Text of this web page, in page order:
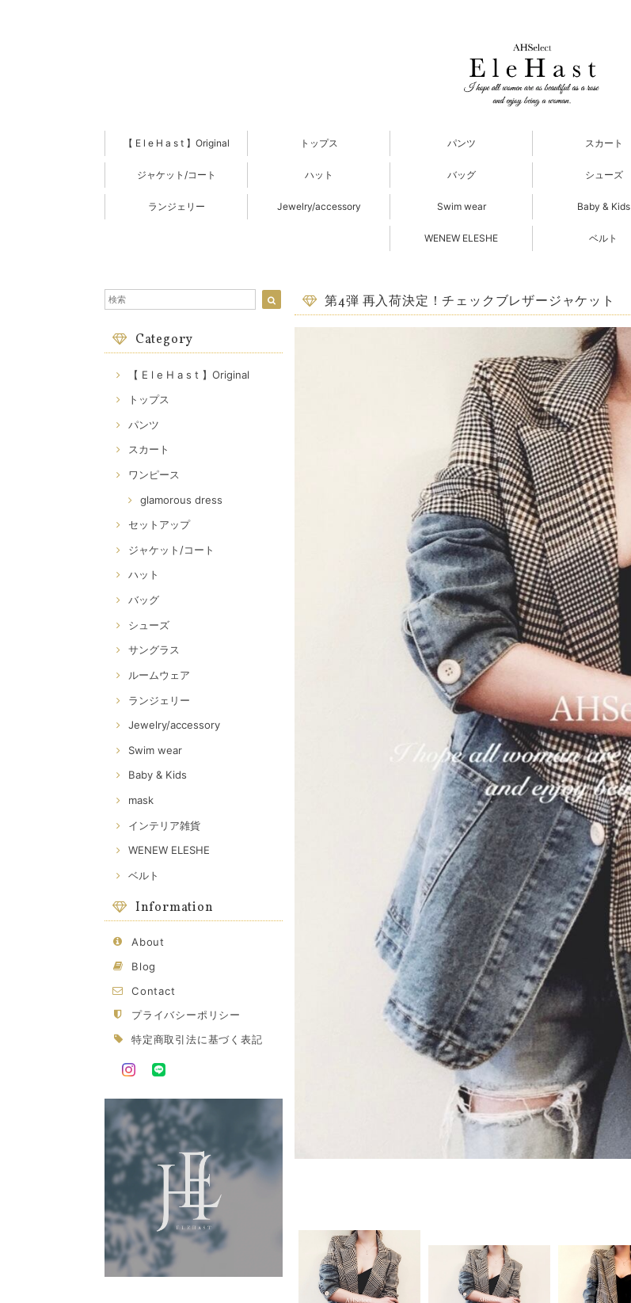
【 E l e H a s t 】Original トップス パンツ スカート
ジャケット/コート ハット バッグ シューズ
ランジェリー Jewelry/accessory Swim wear Baby & Kids
WENEW ELESHE ベルト
Category
【 E l e H a s t 】Original
トップス
パンツ
スカート
ワンピース
glamorous dress
セットアップ
ジャケット/コート
ハット
バッグ
シューズ
サングラス
ルームウェア
ランジェリー
Jewelry/accessory
Swim wear
Baby & Kids
mask
インテリア雑貨
WENEW ELESHE
ベルト
Information
About
Blog
Contact
プライバシーポリシー
特定商取引法に基づく表記
第4弾 再入荷決定！チェックブレザージャケット